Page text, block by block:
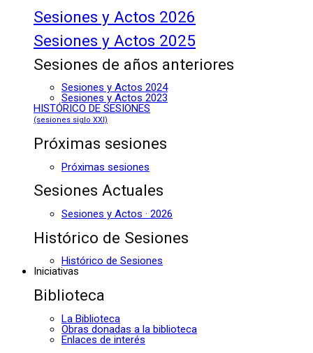
Sesiones y Actos 2026
Sesiones y Actos 2025
Sesiones de años anteriores
Sesiones y Actos 2024
Sesiones y Actos 2023
HISTÓRICO DE SESIONES
(sesiones siglo XXI)
Próximas sesiones
Próximas sesiones
Sesiones Actuales
Sesiones y Actos · 2026
Histórico de Sesiones
Histórico de Sesiones
Iniciativas
Biblioteca
La Biblioteca
Obras donadas a la biblioteca
Enlaces de interés